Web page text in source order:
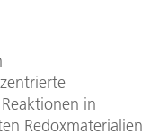
in
Redoxmaterialien